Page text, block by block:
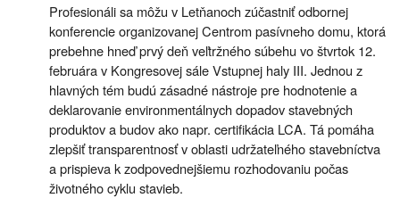
Profesionáli sa môžu v Letňanoch zúčastniť odbornej
konferencie organizovanej Centrom pasívneho domu, ktorá
prebehne hneď prvý deň veľtržného súbehu vo štvrtok 12.
februára v Kongresovej sále Vstupnej haly III. Jednou z
hlavných tém budú zásadné nástroje pre hodnotenie a
deklarovanie environmentálnych dopadov stavebných
produktov a budov ako napr. certifikácia LCA. Tá pomáha
zlepšiť transparentnosť v oblasti udržateľného stavebníctva
a prispieva k zodpovednejšiemu rozhodovaniu počas
životného cyklu stavieb.